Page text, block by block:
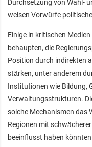
Durchsetzung von Wahl-
weisen Vorwürfe
Einige in kritischen
behaupten, die
Position durch indirekten
stärken, unter anderem
Institutionen wie Bildung,
Verwaltungsstrukturen.
solche Mechanismen das
Regionen mit
beeinflusst haben